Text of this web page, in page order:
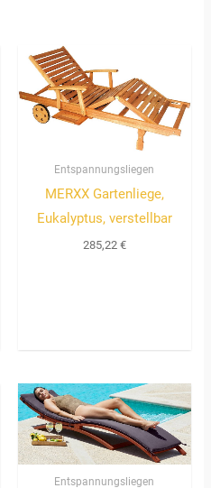
Entspannungsliegen
MERXX Gartenliege,
Eukalyptus, verstellbar
285,22 €
Entspannungsliegen